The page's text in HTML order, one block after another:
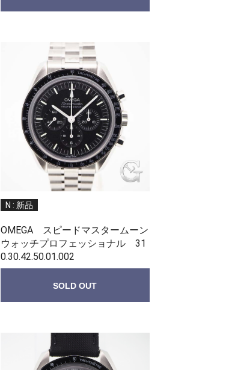
N : 新品
OMEGA スピードマスタームーン
ウォッチプロフェッショナル 31
0.30.42.50.01.002
SOLD OUT